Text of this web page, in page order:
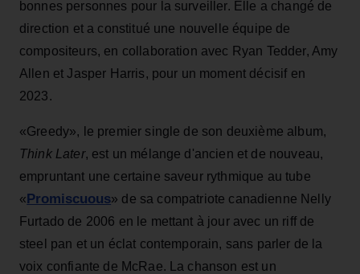
bonnes personnes pour la surveiller. Elle a changé de
direction et a constitué une nouvelle équipe de
compositeurs, en collaboration avec Ryan Tedder, Amy
Allen et Jasper Harris, pour un moment décisif en
2023.
«Greedy», le premier single de son deuxième album,
Think Later, est un mélange d'ancien et de nouveau,
empruntant une certaine saveur rythmique au tube
«Promiscuous» de sa compatriote canadienne Nelly
Furtado de 2006 en le mettant à jour avec un riff de
steel pan et un éclat contemporain, sans parler de la
voix confiante de McRae. La chanson est un